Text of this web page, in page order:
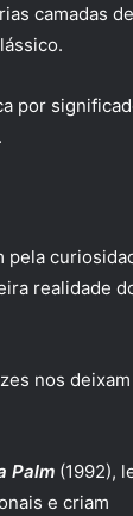
camadas de
por
pela
realidade
nos deixam
Palm (1992),
e criam